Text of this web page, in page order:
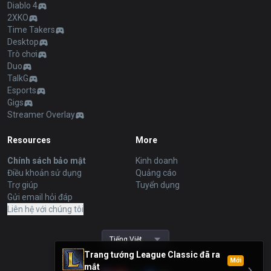
Trang tướng League Classic đã ra
mắt
Mới
Diablo 4
2XKO
Time Takers
Desktop
Trò chơi
Duo
TalkG
Esports
Gigs
Streamer Overlay
Resources
Chính sách bảo mật
Điều khoản sử dụng
Trợ giúp
Gửi email hỏi đáp
Liên hệ với chúng tôi
More
Kinh doanh
Quảng cáo
Tuyển dụng
Tiếng Việt